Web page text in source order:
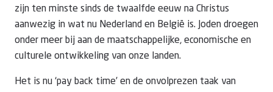
zijn ten minste sinds de twaalfde eeuw na Christus
aanwezig in wat nu Nederland en België is. Joden droegen
onder meer bij aan de maatschappelijke, economische en
culturele ontwikkeling van onze landen.
Het is nu ‘pay back time’ en de onvolprezen taak van